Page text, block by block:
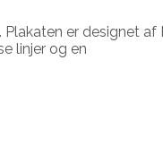
er designet
linjer og en